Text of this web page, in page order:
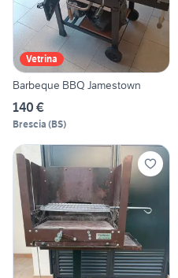
Vetrina
Barbeque BBQ Jamestown
140 €
Brescia (BS)